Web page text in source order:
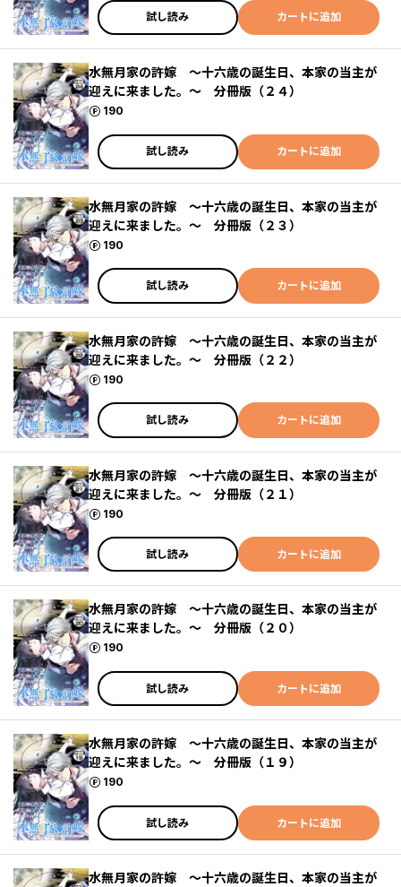
試し読み カートに追加
水無月家の許嫁 ～十六歳の誕生日、本家の当主が
迎えに来ました。～ 分冊版（２４）
190
ポイント
試し読み カートに追加
水無月家の許嫁 ～十六歳の誕生日、本家の当主が
迎えに来ました。～ 分冊版（２３）
190
ポイント
試し読み カートに追加
水無月家の許嫁 ～十六歳の誕生日、本家の当主が
迎えに来ました。～ 分冊版（２２）
190
ポイント
試し読み カートに追加
水無月家の許嫁 ～十六歳の誕生日、本家の当主が
迎えに来ました。～ 分冊版（２１）
190
ポイント
試し読み カートに追加
水無月家の許嫁 ～十六歳の誕生日、本家の当主が
迎えに来ました。～ 分冊版（２０）
190
ポイント
試し読み カートに追加
水無月家の許嫁 ～十六歳の誕生日、本家の当主が
迎えに来ました。～ 分冊版（１９）
190
ポイント
試し読み カートに追加
水無月家の許嫁 ～十六歳の誕生日、本家の当主が